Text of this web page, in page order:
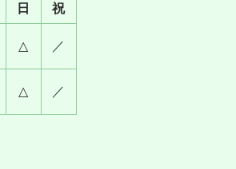
日 祝
△ ／
△ ／